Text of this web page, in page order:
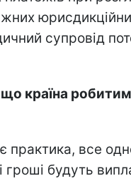
супровід
країна
практика, все
гроші будуть